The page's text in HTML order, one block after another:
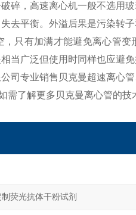
碎，高速离心机一般不选用
去平衡。外溢后果是污染转
只有加满才能避免离心管
当广泛但使用时同样也应避
司专业销售贝克曼超速离心
需了解更多贝克曼离心管的技